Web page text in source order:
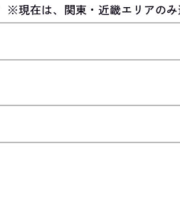
※現在は、関東・近畿エリアのみ